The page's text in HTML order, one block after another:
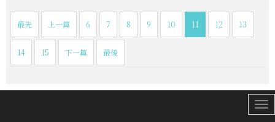
最先 上一篇 6 7 8 9 10 11 12 13
14 15 下一篇 最後